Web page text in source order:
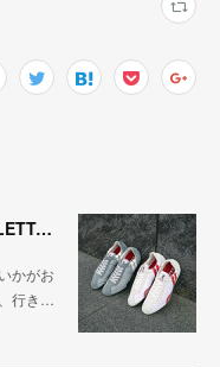
すっきりふっくら 70'sデザイン 『POLETTA（ポレッタ）』
かがお
行き…